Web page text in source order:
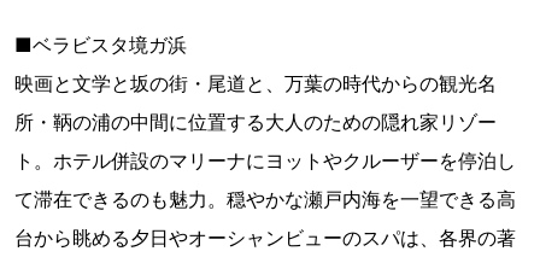
■ベラビスタ境ガ浜
映画と文学と坂の街・尾道と、万葉の時代からの観光名
所・鞆の浦の中間に位置する大人のための隠れ家リゾー
ト。ホテル併設のマリーナにヨットやクルーザーを停泊し
て滞在できるのも魅力。穏やかな瀬戸内海を一望できる高
台から眺める夕日やオーシャンビューのスパは、各界の著